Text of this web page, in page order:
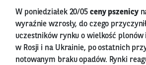
W poniedziałek 20/05 ceny pszenicy
wyraźnie wzrosły, do czego
uczestników rynku o wielkość
w Rosji i na Ukrainie, po ostatnich
notowanym braku opadów. Rynki